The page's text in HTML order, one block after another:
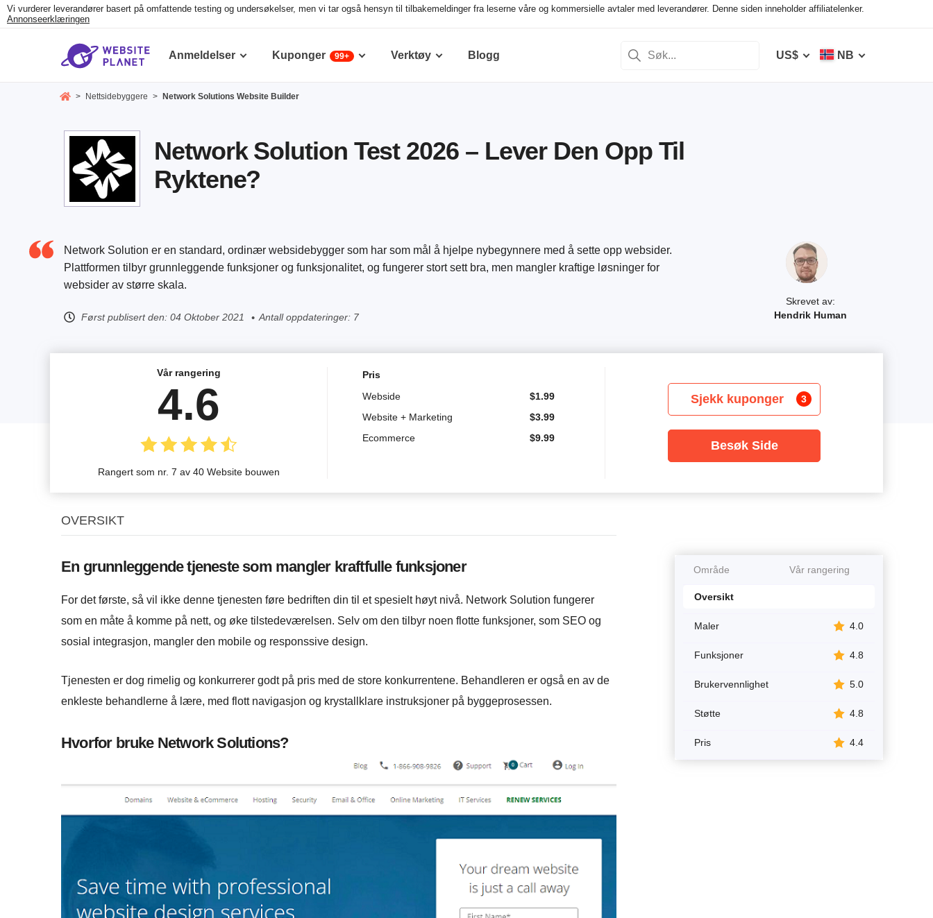
Vi vurderer leverandører basert på omfattende testing og undersøkelser, men vi tar også hensyn til tilbakemeldinger fra leserne våre og kommersielle avtaler med leverandører. Denne siden inneholder affiliatelenker.
Annonseerklæringen
Anmeldelser Kuponger 99+ Verktøy Blogg US$ NB
> Nettsidebyggere > Network Solutions Website Builder
Network Solution Test 2026 – Lever Den Opp Til
Ryktene?
Skrevet av:
Hendrik Human
Network Solution er en standard, ordinær websidebygger som har som mål å hjelpe nybegynnere med å sette opp websider.
Plattformen tilbyr grunnleggende funksjoner og funksjonalitet, og fungerer stort sett bra, men mangler kraftige løsninger for
websider av større skala.
Først publisert den: 04 Oktober 2021 Antall oppdateringer: 7
Vår rangering
4.6
Rangert som nr. 7 av 40 Website bouwen
Pris
Webside
$1.99
Website + Marketing
$3.99
Ecommerce
$9.99
Sjekk kuponger 3
Besøk Side
OVERSIKT
En grunnleggende tjeneste som mangler kraftfulle funksjoner
For det første, så vil ikke denne tjenesten føre bedriften din til et spesielt høyt nivå. Network Solution fungerer
som en måte å komme på nett, og øke tilstedeværelsen. Selv om den tilbyr noen flotte funksjoner, som SEO og
sosial integrasjon, mangler den mobile og responssive design.
Tjenesten er dog rimelig og konkurrerer godt på pris med de store konkurrentene. Behandleren er også en av de
enkleste behandlerne å lære, med flott navigasjon og krystallklare instruksjoner på byggeprosessen.
Hvorfor bruke Network Solutions?
Område Vår rangering
Oversikt
Maler 4.0
Funksjoner 4.8
Brukervennlighet 5.0
Støtte 4.8
Pris 4.4